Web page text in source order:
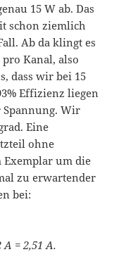
15 W ab. Das
schon ziemlich
Ab da klingt es
Kanal, also
dass wir bei 15
Effizienz liegen
Spannung. Wir
Eine
ohne
Exemplar um die
zu erwartender
bei:
A = 2,51 A.